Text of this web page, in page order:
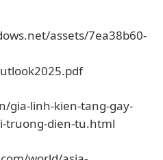
assets/7ea38b60-
gia-linh-kien-tang-gay-
truong-dien-tu.html